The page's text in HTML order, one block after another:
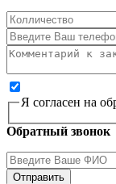
Я согласен на
Обратный звонок